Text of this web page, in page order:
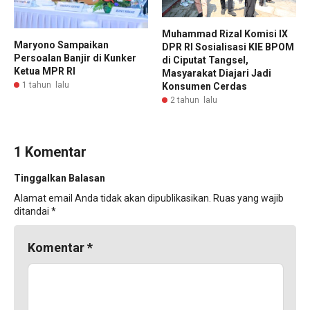
Maryono Sampaikan
Persoalan Banjir di Kunker
Ketua MPR RI
1 tahun lalu
Muhammad Rizal Komisi IX
DPR RI Sosialisasi KIE BPOM
di Ciputat Tangsel,
Masyarakat Diajari Jadi
Konsumen Cerdas
2 tahun lalu
1 Komentar
Tinggalkan Balasan
Alamat email Anda tidak akan dipublikasikan. Ruas yang wajib
ditandai *
Komentar*